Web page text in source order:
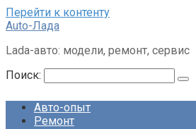
Перейти к контенту
Auto-Лада
Lada-авто: модели, ремонт, сервис
Поиск:
Авто-опыт
Ремонт